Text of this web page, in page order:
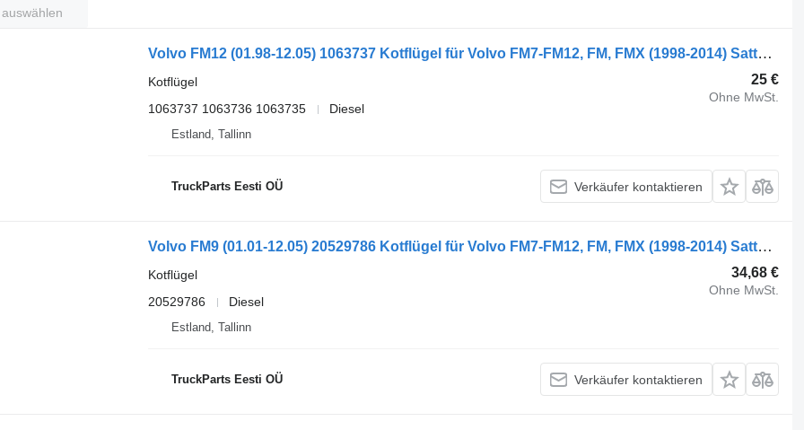
Volvo FM12 (01.98-12.05) 1063737 Kotflügel für Volvo FM7-FM12, FM, FMX (1998-2014) Sattelzugmaschine
25 €
Ohne MwSt.
Kotflügel
1063737 1063736 1063735
Diesel
Estland, Tallinn
TruckParts Eesti OÜ Verkäufer kontaktieren
Volvo FM9 (01.01-12.05) 20529786 Kotflügel für Volvo FM7-FM12, FM, FMX (1998-2014) Sattelzugmaschine
34,68 €
Ohne MwSt.
Kotflügel
20529786
Diesel
Estland, Tallinn
TruckParts Eesti OÜ Verkäufer kontaktieren